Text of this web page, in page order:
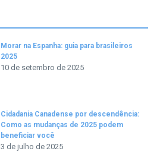
Morar na Espanha: guia para brasileiros
2025
10 de setembro de 2025
Cidadania Canadense por descendência:
Como as mudanças de 2025 podem
beneficiar você
3 de julho de 2025